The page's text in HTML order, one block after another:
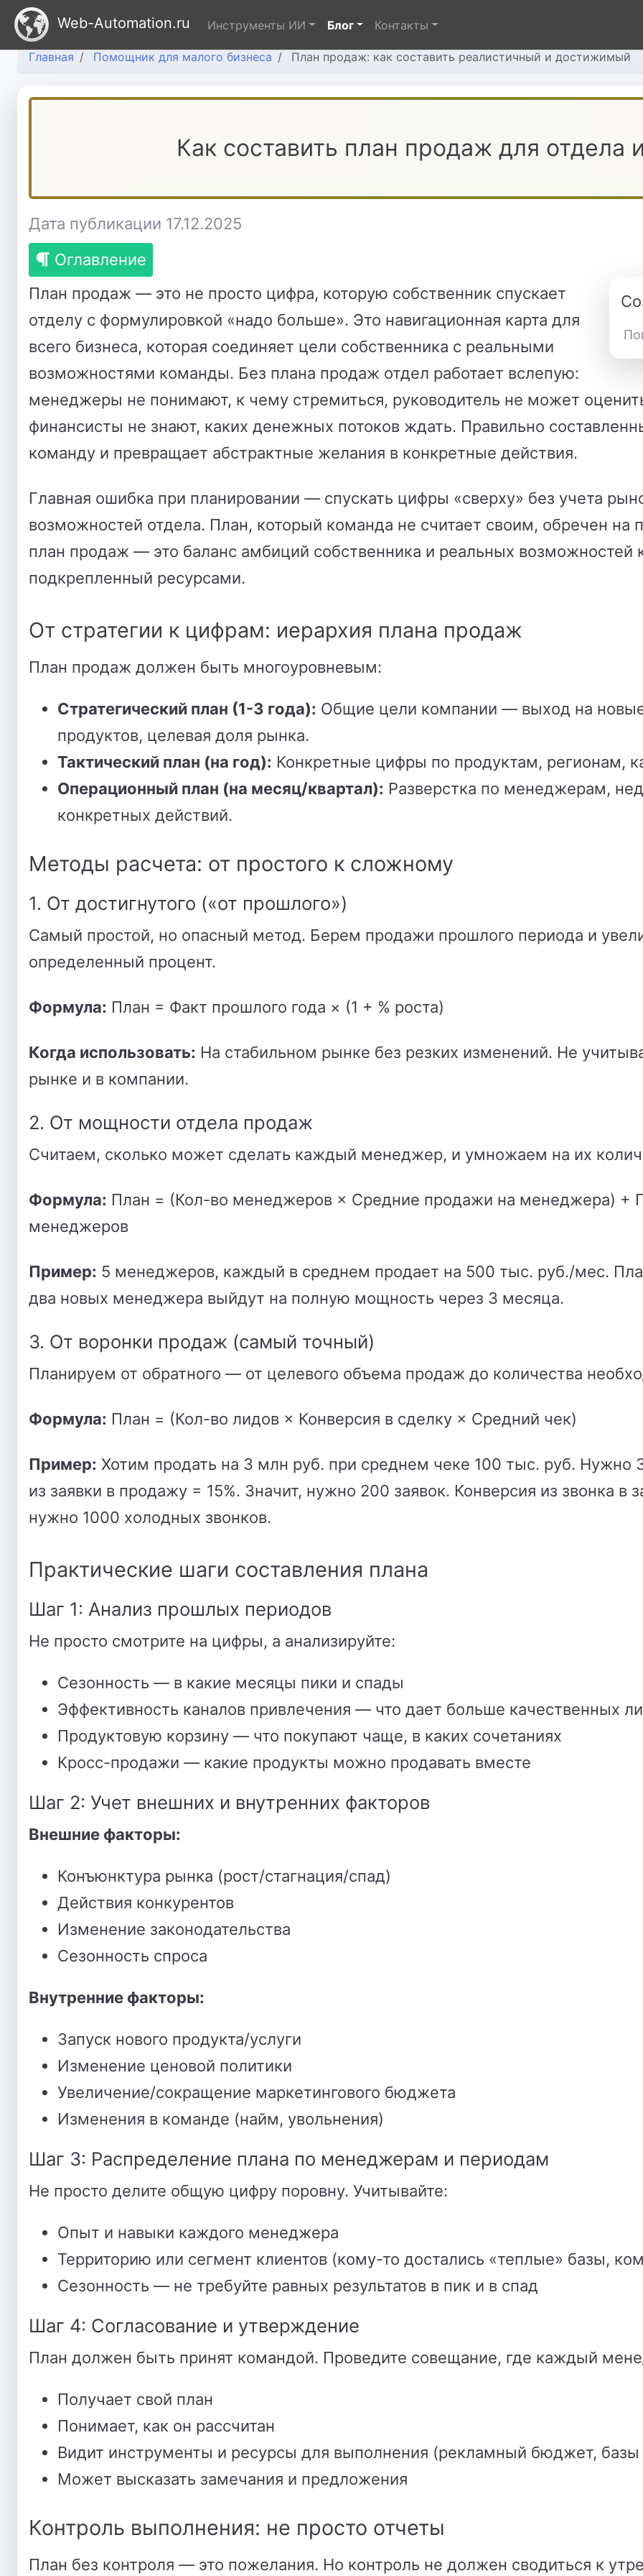
Web-Automation.ru Инструменты ИИ Блог Контакты
Главная Помощник для малого бизнеса План продаж: как составить реалистичный и достижимый
Как составить план продаж для отдела
Дата публикации 17.12.2025
Оглавление
План продаж — это не просто цифра, которую собственник спускает
отделу с формулировкой «надо больше». Это навигационная карта для
всего бизнеса, которая соединяет цели собственника с реальными
возможностями команды. Без плана продаж отдел работает вслепую:
менеджеры не понимают, к чему стремиться, руководитель не может
финансисты не знают, каких денежных потоков ждать. Правильно
команду и превращает абстрактные желания в конкретные действия.
Главная ошибка при планировании — спускать цифры «сверху» без учета
возможностей отдела. План, который команда не считает своим, обречен на
план продаж — это баланс амбиций собственника и реальных возможностей
подкрепленный ресурсами.
От стратегии к цифрам: иерархия плана продаж
План продаж должен быть многоуровневым:
Стратегический план (1-3 года): Общие цели компании — выход на
продуктов, целевая доля рынка.
Тактический план (на год): Конкретные цифры по продуктам, регионам,
Операционный план (на месяц/квартал): Разверстка по менеджерам,
конкретных действий.
Методы расчета: от простого к сложному
1. От достигнутого («от прошлого»)
Самый простой, но опасный метод. Берем продажи прошлого периода и
определенный процент.
Формула: План = Факт прошлого года × (1 + % роста)
Когда использовать: На стабильном рынке без резких изменений. Не
рынке и в компании.
2. От мощности отдела продаж
Считаем, сколько может сделать каждый менеджер, и умножаем на их
Формула: План = (Кол-во менеджеров × Средние продажи на менеджера) +
менеджеров
Пример: 5 менеджеров, каждый в среднем продает на 500 тыс. руб./мес.
два новых менеджера выйдут на полную мощность через 3 месяца.
3. От воронки продаж (самый точный)
Планируем от обратного — от целевого объема продаж до количества
Формула: План = (Кол-во лидов × Конверсия в сделку × Средний чек)
Пример: Хотим продать на 3 млн руб. при среднем чеке 100 тыс. руб. Нужно
из заявки в продажу = 15%. Значит, нужно 200 заявок. Конверсия из звонка в
нужно 1000 холодных звонков.
Практические шаги составления плана
Шаг 1: Анализ прошлых периодов
Не просто смотрите на цифры, а анализируйте:
Сезонность — в какие месяцы пики и спады
Эффективность каналов привлечения — что дает больше качественных
Продуктовую корзину — что покупают чаще, в каких сочетаниях
Кросс-продажи — какие продукты можно продавать вместе
Шаг 2: Учет внешних и внутренних факторов
Внешние факторы:
Конъюнктура рынка (рост/стагнация/спад)
Действия конкурентов
Изменение законодательства
Сезонность спроса
Внутренние факторы:
Запуск нового продукта/услуги
Изменение ценовой политики
Увеличение/сокращение маркетингового бюджета
Изменения в команде (найм, увольнения)
Шаг 3: Распределение плана по менеджерам и периодам
Не просто делите общую цифру поровну. Учитывайте:
Опыт и навыки каждого менеджера
Территорию или сегмент клиентов (кому-то достались «теплые» базы,
Сезонность — не требуйте равных результатов в пик и в спад
Шаг 4: Согласование и утверждение
План должен быть принят командой. Проведите совещание, где каждый
Получает свой план
Понимает, как он рассчитан
Видит инструменты и ресурсы для выполнения (рекламный бюджет,
Может высказать замечания и предложения
Контроль выполнения: не просто отчеты
План без контроля — это пожелания. Но контроль не должен сводиться к